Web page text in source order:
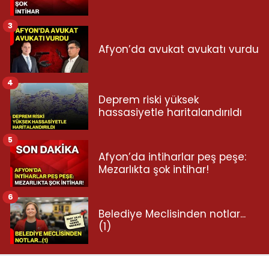
Afyon’da avukat avukatı vurdu
3
Deprem riski yüksek
hassasiyetle haritalandırıldı
4
Afyon’da intiharlar peş peşe:
Mezarlıkta şok intihar!
5
Belediye Meclisinden notlar...
(1)
6